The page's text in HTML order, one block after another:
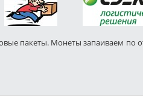
пакеты. Монеты запаиваем по